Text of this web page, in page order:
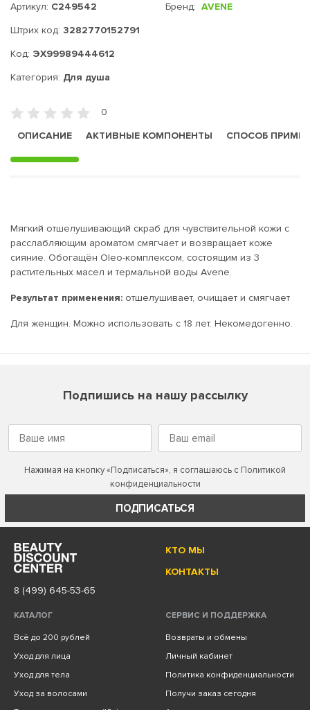
Артикул: C249542
Штрих код: 3282770152791
Код: ЭХ99989444612
Бренд: AVENE
Категория: Для душа
0
ОПИСАНИЕ
АКТИВНЫЕ КОМПОНЕНТЫ СПОСОБ
Мягкий отшелушивающий скраб для чувствительной кожи с
расслабляющим ароматом смягчает и возвращает коже
сияние. Обогащён Oleo-комплексом, состоящим из 3
растительных масел и термальной воды Avene.
Результат применения: отшелушивает, очищает и смягчает
Для женщин. Можно использовать с 18 лет. Некомедогенно.
Подпишись на нашу рассылку
Нажимая на кнопку «Подписаться», я соглашаюсь с Политикой
конфиденциальности
ПОДПИСАТЬСЯ
КТО МЫ
КОНТАКТЫ
8 (499) 645-53-65
КАТАЛОГ
Всё до 200 рублей
Уход для лица
Уход для тела
Уход за волосами
СЕРВИС И ПОДДЕРЖКА
Возвраты и обмены
Личный кабинет
Политика конфиденциальности
Получи заказ сегодня